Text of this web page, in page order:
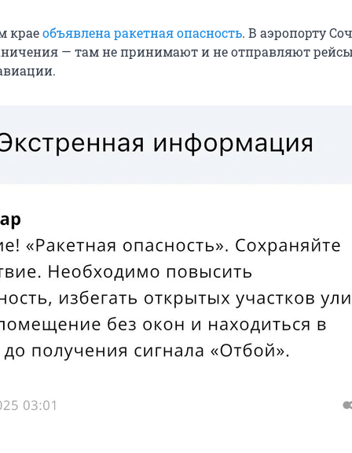
краеобъявлена ракетная опасность. В аэропорту
— там не принимают и не отправляют